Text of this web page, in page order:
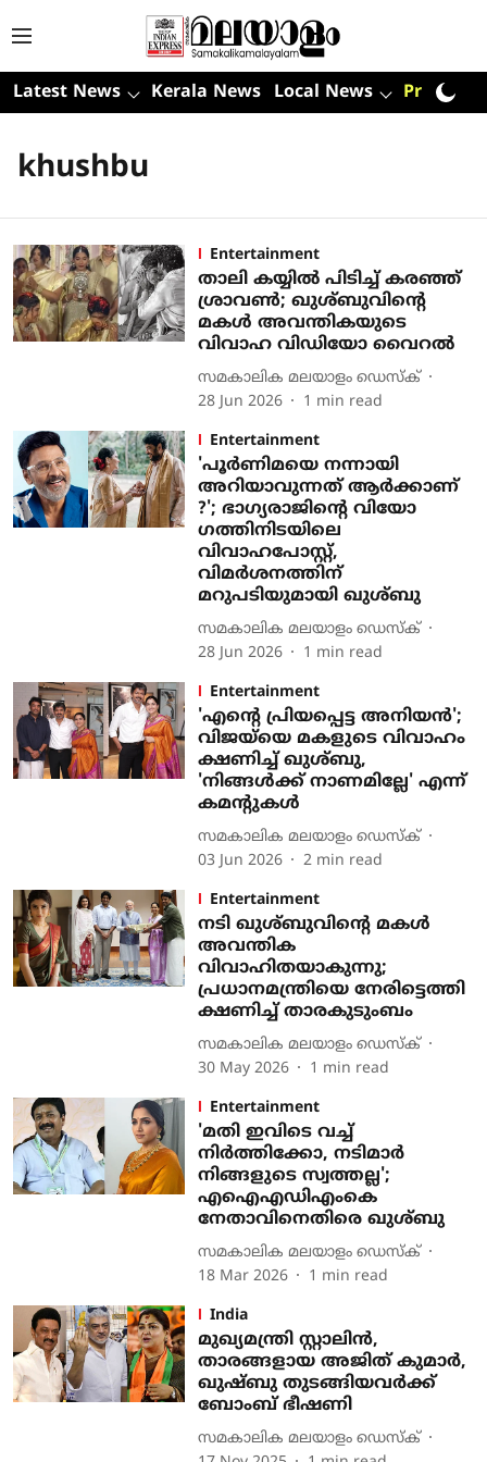
Latest News Kerala News Local News Premium
khushbu
Entertainment
താലി കയ്യിൽ പിടിച്ച് കരഞ്ഞ്
ശ്രാവൺ; ഖുശ്ബുവിന്റെ
മകൾ അവന്തികയുടെ
വിവാഹ വിഡിയോ വൈറൽ
സമകാലിക മലയാളം ഡെസ്ക്
28 Jun 2026
1 min read
Entertainment
'പൂർണിമയെ നന്നായി
അറിയാവുന്നത് ആർക്കാണ്
?'; ഭാ​ഗ്യരാജിന്റെ വിയോ​
ഗത്തിനിടയിലെ
വിവാഹപോസ്റ്റ്,
വിമർശനത്തിന്
മറുപടിയുമായി ഖുശ്ബു
സമകാലിക മലയാളം ഡെസ്ക്
28 Jun 2026
1 min read
Entertainment
'എന്റെ പ്രിയപ്പെട്ട അനിയൻ';
വിജയ്‌യെ മകളുടെ വിവാഹം
ക്ഷണിച്ച് ഖുശ്ബു,
'നിങ്ങൾക്ക് നാണമില്ലേ' എന്ന്
കമന്റുകൾ
സമകാലിക മലയാളം ഡെസ്ക്
03 Jun 2026
2 min read
Entertainment
നടി ഖുശ്ബുവിന്റെ മകൾ
അവന്തിക
വിവാഹിതയാകുന്നു;
പ്രധാനമന്ത്രിയെ നേരിട്ടെത്തി
ക്ഷണിച്ച് താരകുടുംബം
സമകാലിക മലയാളം ഡെസ്ക്
30 May 2026
1 min read
Entertainment
'മതി ഇവിടെ വച്ച്
നിർത്തിക്കോ, നടിമാർ
നിങ്ങളുടെ സ്വത്തല്ല';
എഐഎഡിഎംകെ
നേതാവിനെതിരെ ഖുശ്ബു
സമകാലിക മലയാളം ഡെസ്ക്
18 Mar 2026
1 min read
India
മുഖ്യമന്ത്രി സ്റ്റാലിന്‍,
താരങ്ങളായ അജിത് കുമാര്‍,
ഖുഷ്ബു തുടങ്ങിയവര്‍ക്ക്
ബോംബ് ഭീഷണി
സമകാലിക മലയാളം ഡെസ്ക്